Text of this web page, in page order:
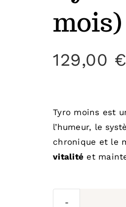
mois)
129,00 €
Tyro moins est
l’humeur, le
chronique et le
vitalité et